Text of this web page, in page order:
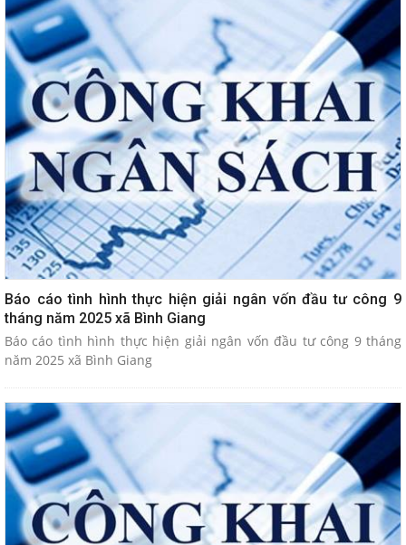
Báo cáo tình hình thực hiện giải ngân vốn đầu tư công 9
tháng năm 2025 xã Bình Giang
Báo cáo tình hình thực hiện giải ngân vốn đầu tư công 9 tháng
năm 2025 xã Bình Giang